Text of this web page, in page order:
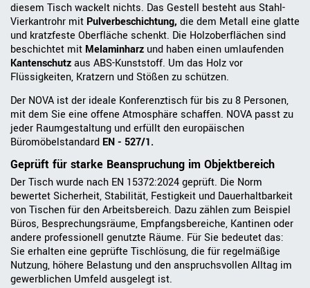
diesem Tisch wackelt nichts. Das Gestell besteht aus Stahl-
Vierkantrohr mit Pulverbeschichtung, die dem Metall eine glatte
und kratzfeste Oberfläche schenkt. Die Holzoberflächen sind
beschichtet mit Melaminharz und haben einen umlaufenden
Kantenschutzaus ABS-Kunststoff. Um das Holz vor
Flüssigkeiten, Kratzern und Stößen zu schützen.
Der NOVA ist der ideale Konferenztisch für bis zu 8 Personen,
mit dem Sie eine offene Atmosphäre schaffen. NOVA passt zu
jeder Raumgestaltung und erfüllt den europäischen
Büromöbelstandard EN - 527/1.
Geprüft für starke Beanspruchung im Objektbereich
Der Tisch wurde nach EN 15372:2024 geprüft. Die Norm
bewertet Sicherheit, Stabilität, Festigkeit und Dauerhaltbarkeit
von Tischen für den Arbeitsbereich. Dazu zählen zum Beispiel
Büros, Besprechungsräume, Empfangsbereiche, Kantinen oder
andere professionell genutzte Räume. Für Sie bedeutet das:
Sie erhalten eine geprüfte Tischlösung, die für regelmäßige
Nutzung, höhere Belastung und den anspruchsvollen Alltag im
gewerblichen Umfeld ausgelegt ist.